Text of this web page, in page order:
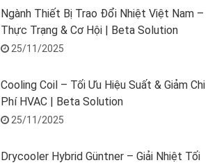
Ngành Thiết Bị Trao Đổi Nhiệt Việt Nam –
Thực Trạng & Cơ Hội | Beta Solution
25/11/2025
Cooling Coil – Tối Ưu Hiệu Suất & Giảm Chi
Phí HVAC | Beta Solution
25/11/2025
Drycooler Hybrid Güntner – Giải Nhiệt Tối